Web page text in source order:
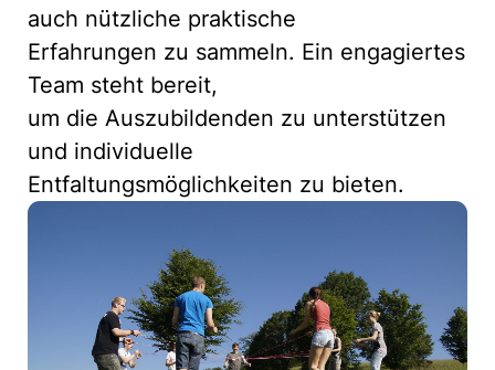
auch nützliche praktische
Erfahrungen zu sammeln. Ein engagiertes
Team steht bereit,
um die Auszubildenden zu unterstützen
und individuelle
Entfaltungsmöglichkeiten zu bieten.